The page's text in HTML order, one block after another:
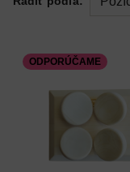
ODPORÚČAME